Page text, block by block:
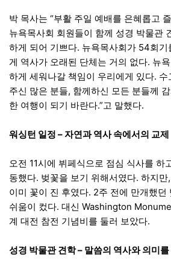
박 목사는 “부활 주일 예배를 은혜롭고
뉴욕목사회 회원들이 함께 성경 박물관
하게 되어 기쁘다. 뉴욕목사회가 54회기
게 역사가 오래된 단체는 거의 없다. 뉴
하게 세워나갈 책임이 우리에게 있다.
주신 많은 분들, 함께하신 모든 분들께
한 여행이 되기 바란다.”고 말했다.
워싱턴 일정 – 자연과 역사 속에서의 교제
오전 11시에 뷔페식으로 점심 식사를 하
동했다. 벚꽃을 보기 위해서였다. 하지
이미 꽃이 진 후였다. 2주 전에 만개했던
쉬움이 컸다. 대신 Washington
계 대전 참전 기념비를 둘러 보았다.
성경 박물관 견학 – 말씀의 역사와 의미